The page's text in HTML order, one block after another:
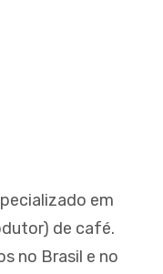
em
de café.
no Brasil e no